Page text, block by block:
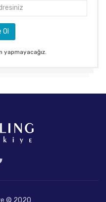
yapmayacağız.